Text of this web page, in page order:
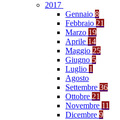
2017
Gennaio 8
Febbraio 21
Marzo 19
Aprile 14
Maggio 25
Giugno 5
Luglio 1
Agosto
Settembre 36
Ottobre 21
Novembre 11
Dicembre 9